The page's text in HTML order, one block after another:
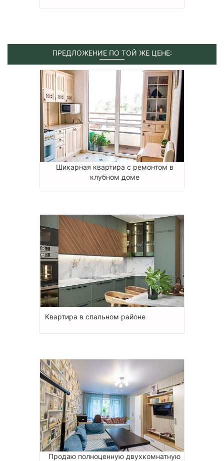
ПРЕДЛОЖЕНИЕ ПО ТОЙ ЖЕ ЦЕНЕ:
Шикарная квартира с ремонтом в
клубном доме
Квартира в спальном районе
Продаю полноценную двухкомнатную